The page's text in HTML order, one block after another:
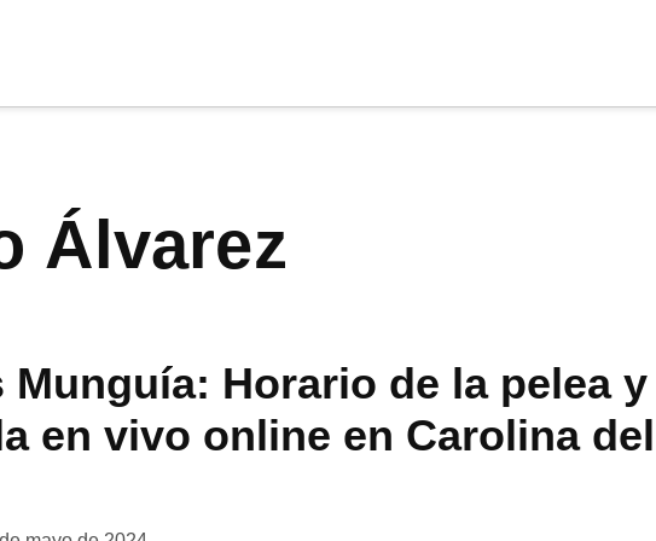
Donar
Álvarez
Munguía: Horario de la pelea y
en vivo online en Carolina del